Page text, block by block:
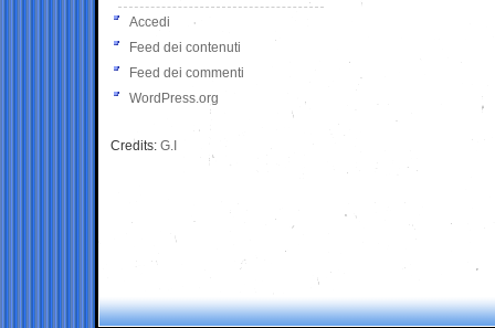
Accedi
Feed dei contenuti
Feed dei commenti
WordPress.org
Credits: G.I